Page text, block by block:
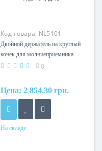
Код товара: NL5101
Двойной держатель на круглый
конек для молниеприемника
d12, NL5101, ДКС
0
Цена: 2 854.30 грн.
На складе